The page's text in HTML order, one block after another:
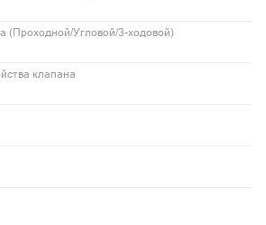
(Проходной/Угловой/3-ходовой)
клапана